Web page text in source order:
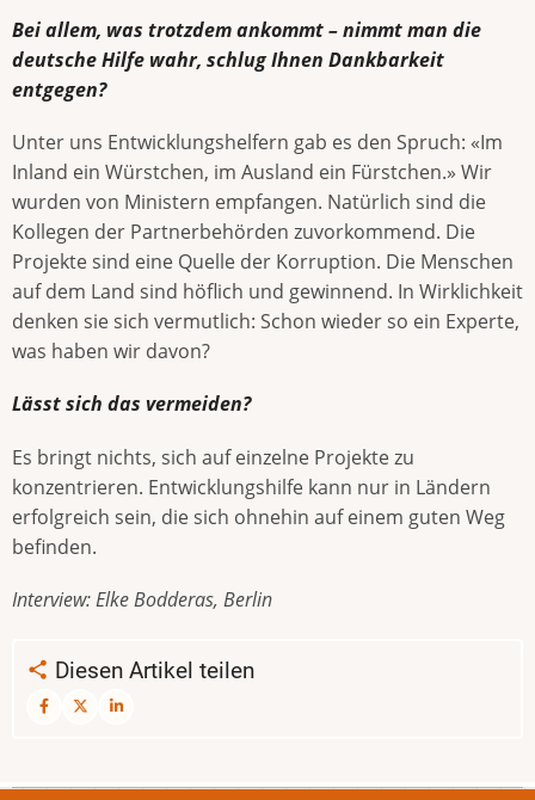
Bei allem, was trotzdem ankommt – nimmt man die
deutsche Hilfe wahr, schlug Ihnen Dankbarkeit
entgegen?
Unter uns Entwicklungshelfern gab es den Spruch: «Im
Inland ein Würstchen, im Ausland ein Fürstchen.» Wir
wurden von Ministern empfangen. Natürlich sind die
Kollegen der Partnerbehörden zuvorkommend. Die
Projekte sind eine Quelle der Korruption. Die Menschen
auf dem Land sind höflich und gewinnend. In Wirklichkeit
denken sie sich vermutlich: Schon wieder so ein Experte,
was haben wir davon?
Lässt sich das vermeiden?
Es bringt nichts, sich auf einzelne Projekte zu
konzentrieren. Entwicklungshilfe kann nur in Ländern
erfolgreich sein, die sich ohnehin auf einem guten Weg
befinden.
Interview: Elke Bodderas, Berlin
Diesen Artikel teilen